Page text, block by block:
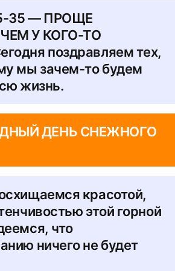
35 — ПРОЩЕ
У КОГО-ТО
поздравляем тех,
мы зачем-то будем
жизнь.
ДЕНЬ СНЕЖНОГО
красотой,
этой горной
что
ничего не будет